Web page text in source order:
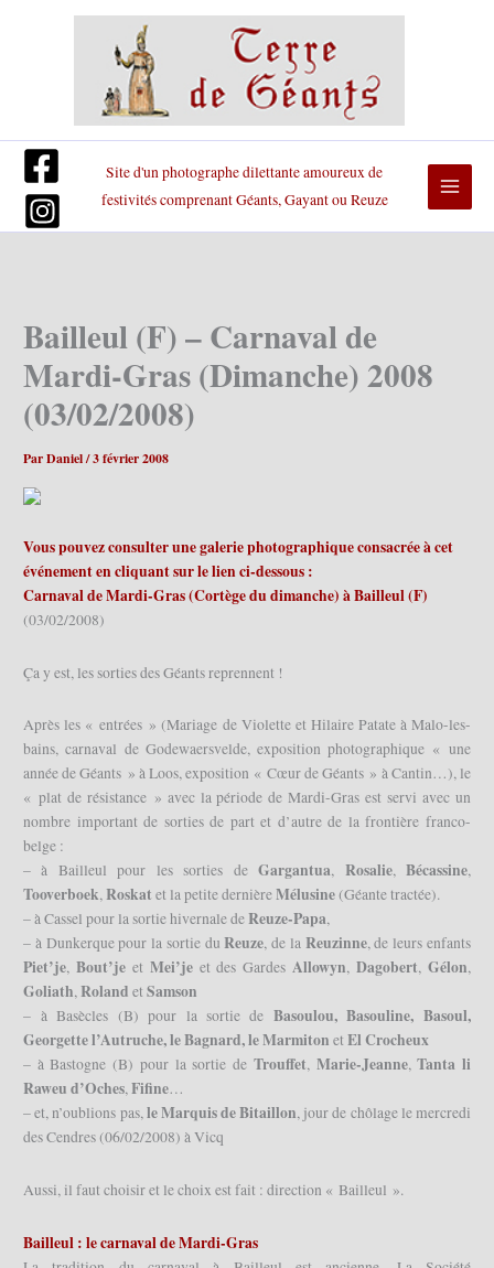
Site d'un photographe dilettante amoureux de
festivités comprenant Géants, Gayant ou Reuze
Bailleul (F) – Carnaval de
Mardi-Gras (Dimanche) 2008
(03/02/2008)
ParDaniel/3 février 2008
Vous pouvez consulter une galerie photographique consacrée à cet
événement en cliquant sur le lien ci-dessous :
Carnaval de Mardi-Gras (Cortège du dimanche) à Bailleul (F)
(03/02/2008)
Ça y est, les sorties des Géants reprennent !
Après les « entrées » (Mariage de Violette et Hilaire Patate à Malo-les-
bains, carnaval de Godewaersvelde, exposition photographique « une
année de Géants » à Loos, exposition « Cœur de Géants » à Cantin…), le
« plat de résistance » avec la période de Mardi-Gras est servi avec un
nombre important de sorties de part et d’autre de la frontière franco-
belge :
– à Bailleul pour les sorties deGargantua, Rosalie, Bécassine,
Tooverboek,Roskatet la petite dernièreMélusine(Géante tractée).
– à Cassel pour la sortie hivernale deReuze-Papa,
– à Dunkerque pour la sortie duReuze, de la Reuzinne, de leurs enfants
Piet’je, Bout’jeet Mei’jeet des GardesAllowyn,Dagobert, Gélon,
Goliath,Roland etSamson
– à Basècles (B) pour la sortie de Basoulou, Basouline, Basoul,
Georgette l’Autruche, le Bagnard, le MarmitonetEl Crocheux
– à Bastogne (B) pour la sortie de Trouffet, Marie-Jeanne,Tanta li
Raweu d’Oches,Fifine…
– et, n’oublions pas,le Marquis de Bitaillon, jour de chôlage le mercredi
des Cendres (06/02/2008) à Vicq
Aussi, il faut choisir et le choix est fait : direction « Bailleul ».
Bailleul : le carnaval de Mardi-Gras